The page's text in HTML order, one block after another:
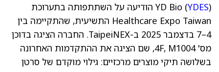
YD Bio (YDES
) הודיעה על השתתפותה בתערוכת
Healthcare Expo Taiwan התשיעית, שהתקיימה בין
4–7 בדצמבר 2025 ב-TaipeiNEX. החברה הציגה בדוכן
מס' 4F, M1004, שם הציגה את ההתקדמות האחרונה
בשלושה תיקי מוצרים מרכזיים: גילוי מוקדם של סרטן